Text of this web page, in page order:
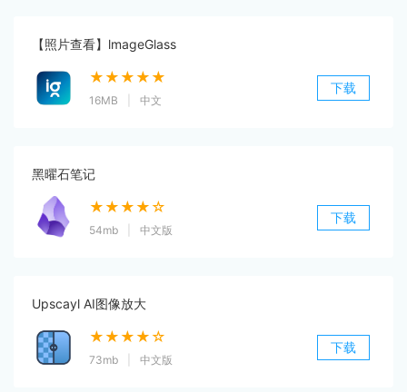
【照片查看】lmageGlass
★★★★★
16MB 中文
下载
黑曜石笔记
★★★★☆
54mb 中文版
下载
Upscayl AI图像放大
★★★★☆
73mb 中文版
下载